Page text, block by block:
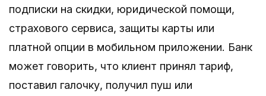
подписки на скидки, юридической помощи,
страхового сервиса, защиты карты или
платной опции в мобильном приложении. Банк
может говорить, что клиент принял тариф,
поставил галочку, получил пуш или